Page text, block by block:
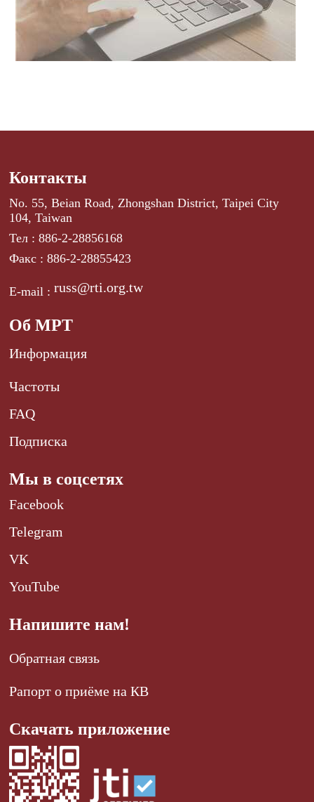
Контакты
No. 55, Beian Road, Zhongshan District, Taipei City
104, Taiwan
Тел : 886-2-28856168
Факс : 886-2-28855423
E-mail :russ@rti.org.tw
Об МРТ
Информация
Частоты
FAQ
Подписка
Мы в соцсетях
Facebook
Telegram
VK
YouTube
Напишите нам!
Обратная связь
Рапорт о приёме на КВ
Скачать приложение